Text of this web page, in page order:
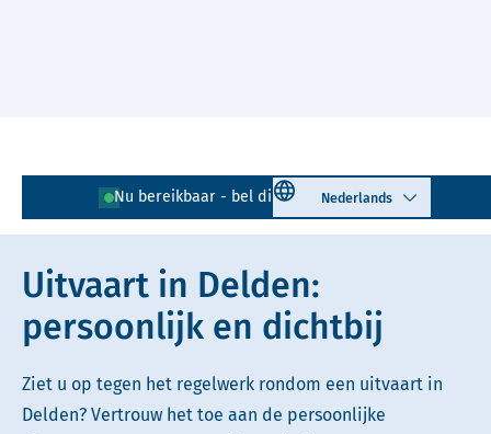
Nu bereikbaar - bel direct! 074 - 250 90 05
Select language
Lees voor Uitleg woorden
Simpele tekst
Uitvaart in Delden:
persoonlijk en dichtbij
Ziet u op tegen het regelwerk rondom een uitvaart in
Delden? Vertrouw het toe aan de persoonlijke